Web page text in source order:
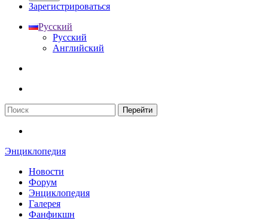
Зарегистрироваться
Русский
Русский
Английский
Энциклопедия
Новости
Форум
Энциклопедия
Галерея
Фанфикшн